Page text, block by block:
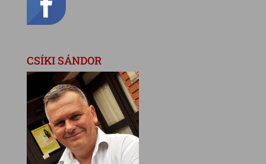
CSÍKI SÁNDOR